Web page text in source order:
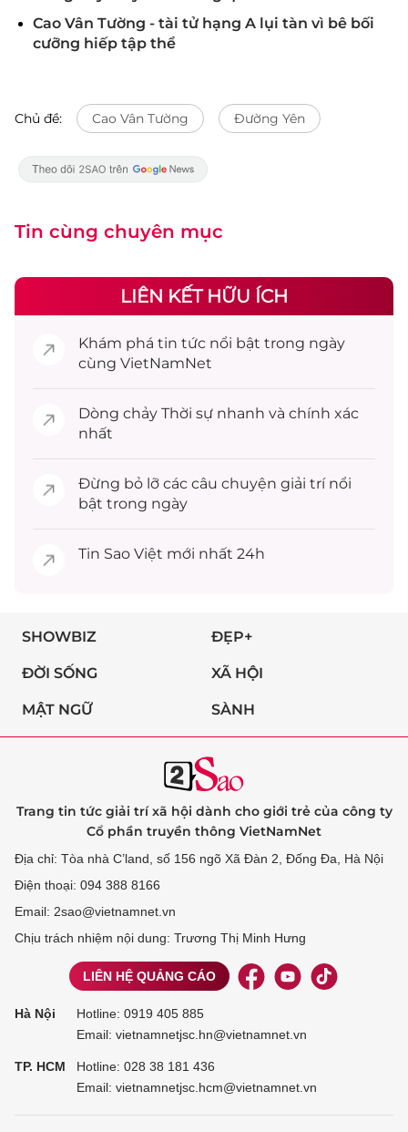
Cao Vân Tường - tài tử hạng A lụi tàn vì bê bối
cưỡng hiếp tập thể
Chủ đề: Cao Vân Tường Đường Yên
Tin cùng chuyên mục
LIÊN KẾT HỮU ÍCH
Khám phá tin tức nổi bật trong ngày
cùng VietNamNet
Dòng chảy Thời sự nhanh và chính xác
nhất
Đừng bỏ lỡ các câu chuyện giải trínổi
bật trong ngày
Tin Sao Việt mới nhất 24h
SHOWBIZ ĐẸP+
ĐỜI SỐNG XÃ HỘI
MẬT NGỮ SÀNH
Trang tin tức giải trí xã hội dành cho giới trẻ của công ty
Cổ phần truyền thông VietNamNet
Địa chỉ: Tòa nhà C’land, số 156 ngõ Xã Đàn 2, Đống Đa, Hà Nội
Điện thoại: 094 388 8166
Email: 2sao@vietnamnet.vn
Chịu trách nhiệm nội dung: Trương Thị Minh Hưng
LIÊN HỆ QUẢNG CÁO
Hà Nội Hotline: 0919 405 885
Email: vietnamnetjsc.hn@vietnamnet.vn
TP. HCM Hotline: 028 38 181 436
Email: vietnamnetjsc.hcm@vietnamnet.vn